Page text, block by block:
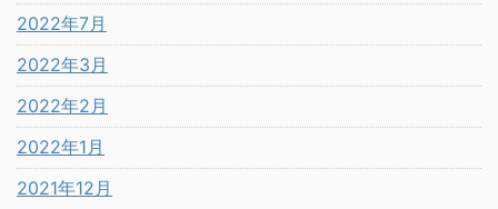
2022年7月
2022年3月
2022年2月
2022年1月
2021年12月